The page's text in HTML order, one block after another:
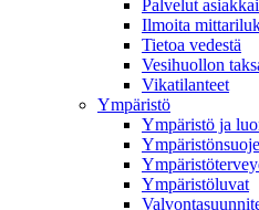
Palvelut
Ilmoita
Tietoa vedestä
Vesihuollon
Vikatilanteet
Ympäristö
Ympäristö ja
Ympäristöluvat